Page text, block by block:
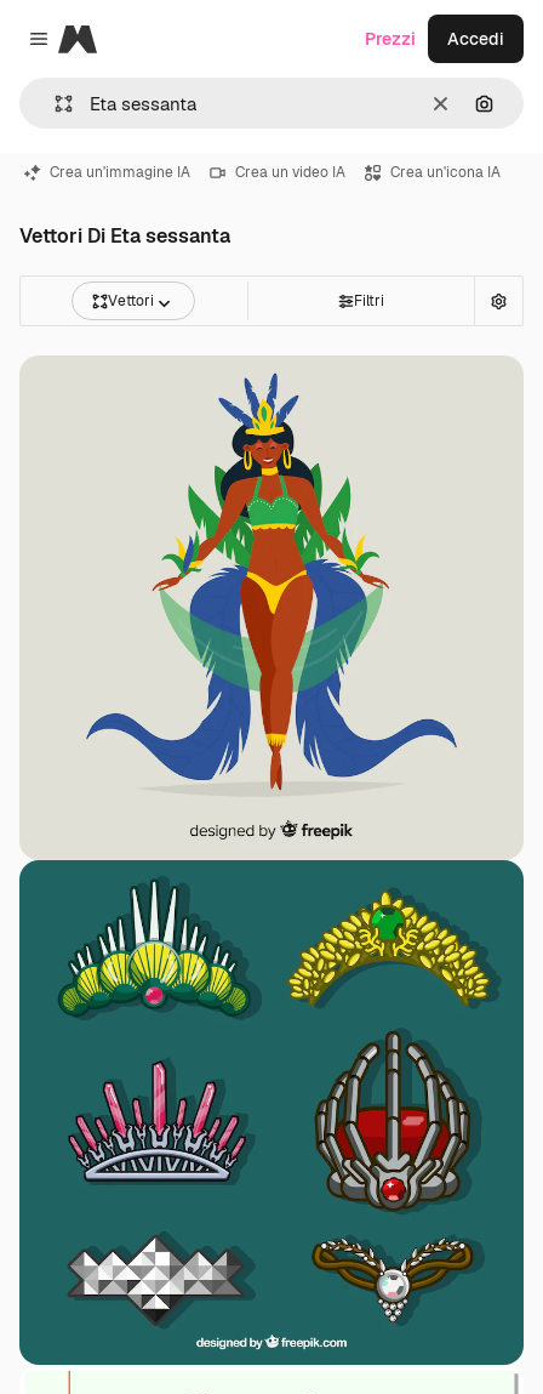
Close menu
Magnific
CancellaCerca
Prezzi Accedi
Crea un'immagine IA Crea un video IA Crea un'icona IA
Vettori Di Eta sessanta
Vettori Filtri